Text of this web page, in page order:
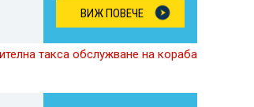
ВИЖ ПОВЕЧЕ
такса обслужване на кораба